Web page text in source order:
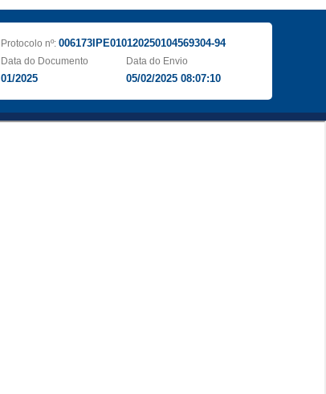
Protocolo nº: 006173IPE010120250104569304-94
Data do Documento
01/2025
Data do Envio
05/02/2025 08:07:10